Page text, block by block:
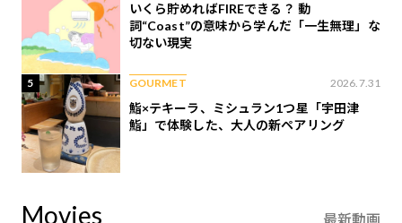
いくら貯めればFIREできる？ 動
詞“Coast”の意味から学んだ「一生無理」な
切ない現実
5 GOURMET 2026.7.31
鮨×テキーラ、ミシュラン1つ星「宇田津
鮨」で体験した、大人の新ペアリング
Movies 最新動画